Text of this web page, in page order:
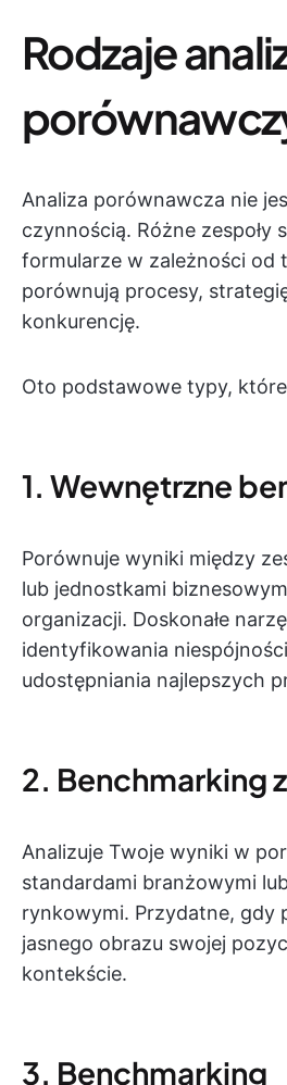
Rodzaje
Analiza porównawcza nie
czynnością. Różne zespoły
formularze w zależności od
porównują procesy,
konkurencję.
Oto podstawowe typy,
1. Wewnętrzne
Porównuje wyniki między
lub jednostkami
organizacji. Doskonałe
identyfikowania
udostępniania najlepszych
2. Benchmarking
Analizuje Twoje wyniki w
standardami branżowymi
rynkowymi. Przydatne, gdy
jasnego obrazu swojej
kontekście.
3. Benchmarking